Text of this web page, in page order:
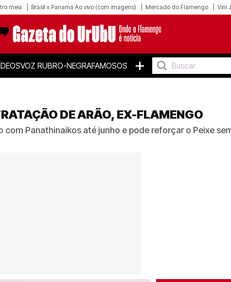
meia Brasil x Panamá Ao vivo (com imagens) Mercado do Flamengo Vini
VOZ RUBRO-NEGRAFAMOSOS +
DE ARÃO, EX-FLAMENGO
Panathinaikos até junho e pode reforçar o Peixe